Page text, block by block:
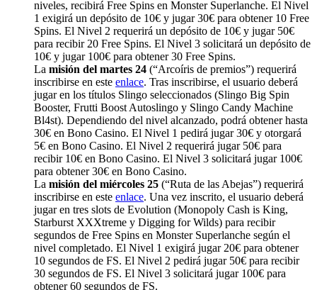
niveles, recibirá Free Spins en Monster Superlanche. El Nivel
1 exigirá un depósito de 10€ y jugar 30€ para obtener 10 Free
Spins. El Nivel 2 requerirá un depósito de 10€ y jugar 50€
para recibir 20 Free Spins. El Nivel 3 solicitará un depósito de
10€ y jugar 100€ para obtener 30 Free Spins.
La misión del martes 24 (“Arcoíris de premios”) requerirá
inscribirse en este enlace. Tras inscribirse, el usuario deberá
jugar en los títulos Slingo seleccionados (Slingo Big Spin
Booster, Frutti Boost Autoslingo y Slingo Candy Machine
Bl4st). Dependiendo del nivel alcanzado, podrá obtener hasta
30€ en Bono Casino. El Nivel 1 pedirá jugar 30€ y otorgará
5€ en Bono Casino. El Nivel 2 requerirá jugar 50€ para
recibir 10€ en Bono Casino. El Nivel 3 solicitará jugar 100€
para obtener 30€ en Bono Casino.
La misión del miércoles 25 (“Ruta de las Abejas”) requerirá
inscribirse en este enlace. Una vez inscrito, el usuario deberá
jugar en tres slots de Evolution (Monopoly Cash is King,
Starburst XXXtreme y Digging for Wilds) para recibir
segundos de Free Spins en Monster Superlanche según el
nivel completado. El Nivel 1 exigirá jugar 20€ para obtener
10 segundos de FS. El Nivel 2 pedirá jugar 50€ para recibir
30 segundos de FS. El Nivel 3 solicitará jugar 100€ para
obtener 60 segundos de FS.